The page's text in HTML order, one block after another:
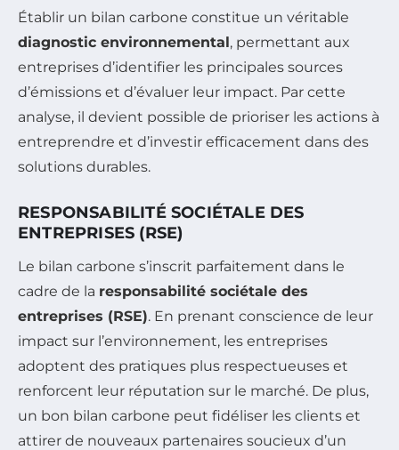
Établir un bilan carbone constitue un véritable
diagnostic environnemental, permettant aux
entreprises d’identifier les principales sources
d’émissions et d’évaluer leur impact. Par cette
analyse, il devient possible de prioriser les actions à
entreprendre et d’investir efficacement dans des
solutions durables.
RESPONSABILITÉ SOCIÉTALE DES
ENTREPRISES (RSE)
Le bilan carbone s’inscrit parfaitement dans le
cadre de la responsabilité sociétale des
entreprises (RSE). En prenant conscience de leur
impact sur l’environnement, les entreprises
adoptent des pratiques plus respectueuses et
renforcent leur réputation sur le marché. De plus,
un bon bilan carbone peut fidéliser les clients et
attirer de nouveaux partenaires soucieux d’un